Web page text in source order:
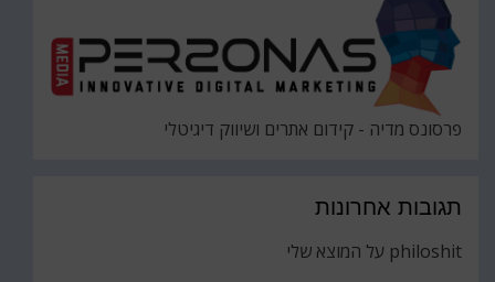
פרסונס מדיה - קידום אתרים ושיווק דיגיטלי
תגובות אחרונות
philoshit על המוצא שלי